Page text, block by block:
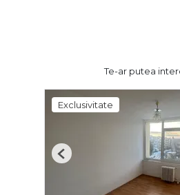
Te-ar putea
Exclusivitate
Previous